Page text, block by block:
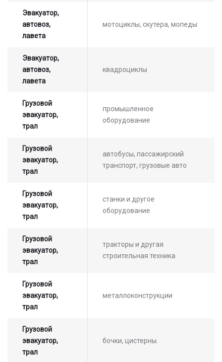
Эвакуатор,
автовоз,
лавета
мотоциклы, скутера, мопеды
Эвакуатор,
автовоз,
лавета
квадроциклы
Грузовой
эвакуатор,
трал
промышленное
оборудование
Грузовой
эвакуатор,
трал
автобусы, пассажирский
транспорт, грузовые авто
Грузовой
эвакуатор,
трал
станки и другое
оборудование
Грузовой
эвакуатор,
трал
тракторы и другая
строительная техника
Грузовой
эвакуатор,
трал
металлоконструкции
Грузовой
эвакуатор,
трал
бочки, цистерны.